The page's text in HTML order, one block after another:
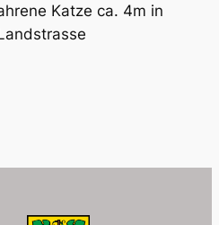
Katze ca. 4m in